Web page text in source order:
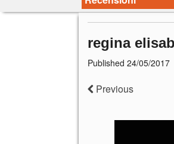
regina
Published 24/05/2017
Previous